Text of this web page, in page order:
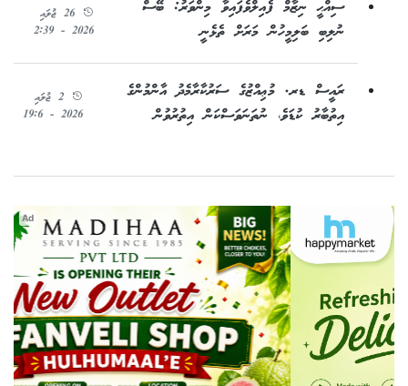
ސިއްޙީ ނިޒާމް ފެއިލްވެފައިވާ މިންވަރު: ބޭސް
ނުލިބި ބަލިމީހުން މަރަށް ތެޅެނީ
26 ޖުލައި
2026 - 2:39
ރައީސް ޑރ. މުޢިއްޒުގެ ސަރުކާރާމެދު އާންމުންގެ
އިތުބާރު ކުޑަވެ، ނުތަނަވަސްކަން އިތުރުވުން
2 ޖުލައި
2026 - 19:6
Ad